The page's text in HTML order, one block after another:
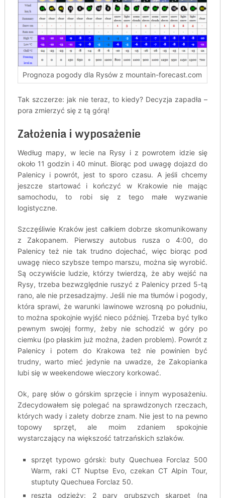
Prognoza pogody dla Rysów z mountain-forecast.com
Tak szczerze: jak nie teraz, to kiedy? Decyzja zapadła –
pora zmierzyć się z tą górą!
Założenia i wyposażenie
Według mapy, w lecie na Rysy i z powrotem idzie się
około 11 godzin i 40 minut. Biorąc pod uwagę dojazd do
Palenicy i powrót, jest to sporo czasu. A jeśli chcemy
jeszcze startować i kończyć w Krakowie nie mając
samochodu, to robi się z tego małe wyzwanie
logistyczne.
Szczęśliwie Kraków jest całkiem dobrze skomunikowany
z Zakopanem. Pierwszy autobus rusza o 4:00, do
Palenicy też nie tak trudno dojechać, więc biorąc pod
uwagę nieco szybsze tempo marszu, można się wyrobić.
Są oczywiście ludzie, którzy twierdzą, że aby wejść na
Rysy, trzeba bezwzględnie ruszyć z Palenicy przed 5-tą
rano, ale nie przesadzajmy. Jeśli nie ma tłumów i pogody,
która sprawi, że warunki lawinowe wzrosną po południu,
to można spokojnie wyjść nieco później. Trzeba być tylko
pewnym swojej formy, żeby nie schodzić w góry po
ciemku (po płaskim już można, żaden problem). Powrót z
Palenicy i potem do Krakowa też nie powinien być
trudny, warto mieć jedynie na uwadze, że Zakopianka
lubi się w weekendowe wieczory korkować.
Ok, parę słów o górskim sprzęcie i innym wyposażeniu.
Zdecydowałem się polegać na sprawdzonych rzeczach,
których wady i zalety dobrze znam. Nie jest to na pewno
topowy sprzęt, ale moim zdaniem spokojnie
wystarczający na większość tatrzańskich szlaków.
sprzęt typowo górski: buty Quechuea Forclaz 500
Warm, raki CT Nuptse Evo, czekan CT Alpin Tour,
stuptuty Quechuea Forclaz 50.
reszta odzieży: 2 pary grubszych skarpet (na